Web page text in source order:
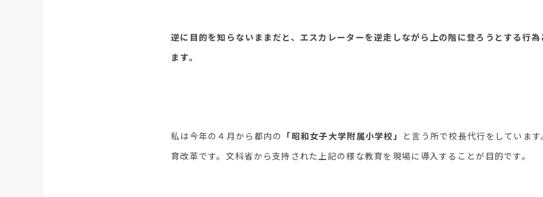
逆に目的を知らないままだと、エスカレーターを逆走しながら上の階に登ろうとする行
ます。
私は今年の４月から都内の 「昭和女子大学附属小学校」
と言う所で校長代行をしていま
育改革です。文科省から支持された上記の様な教育を現場に導入することが目的です。